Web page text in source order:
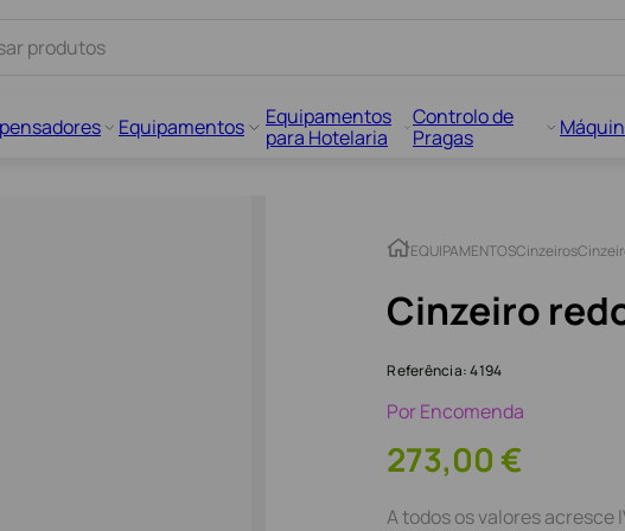
Equipamentos
Equipamentos
para Hotelaria
Controlo de
Pragas
EQUIPAMENTOSCinzeiros
Cinzeiro
Referência:4194
Por Encomenda
273,00 €
A todos os valores acresce